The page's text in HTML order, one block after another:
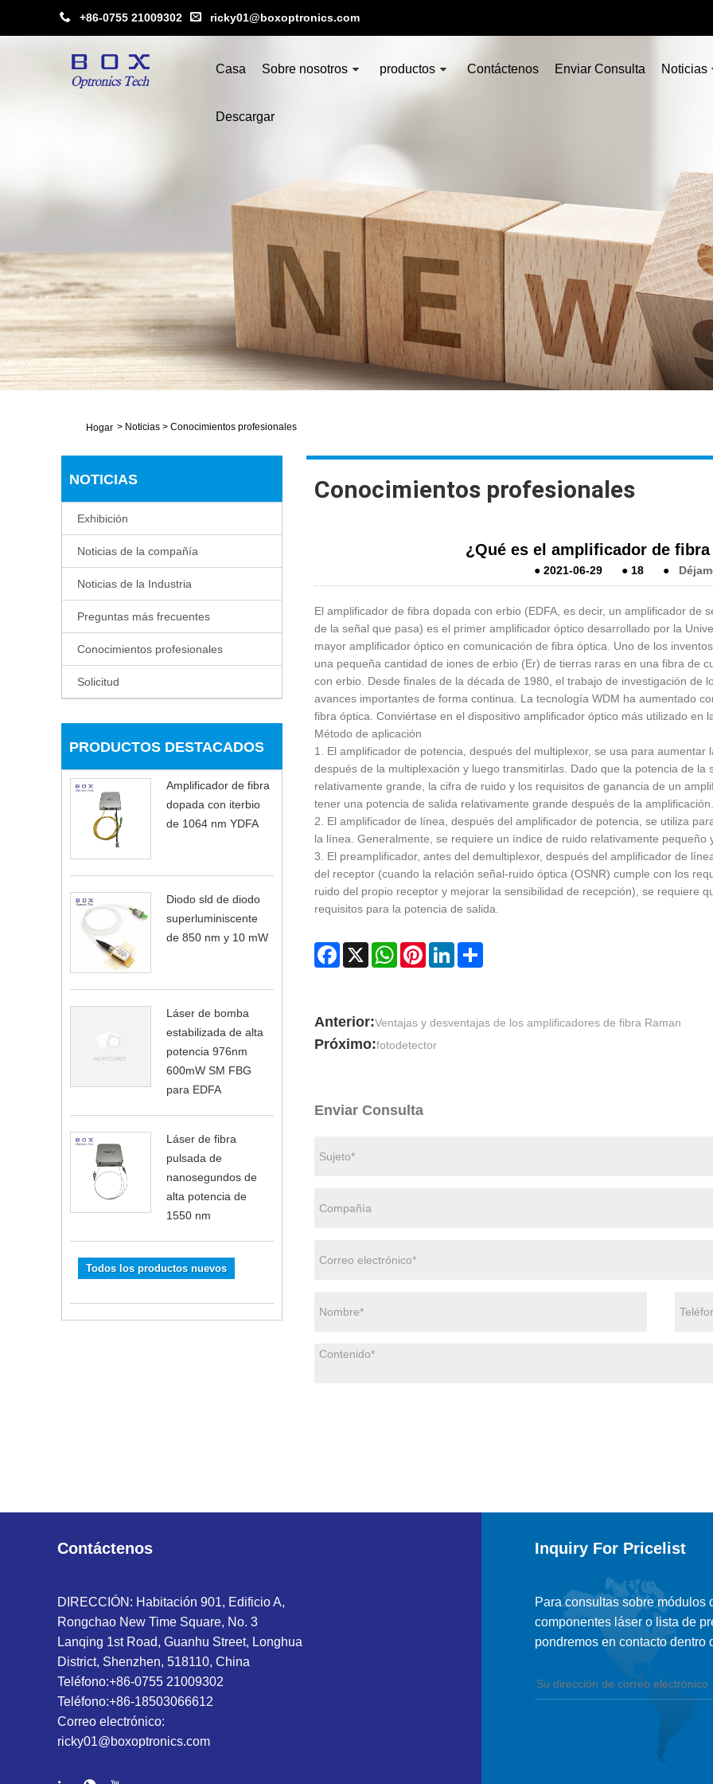
+86-0755 21009302 ricky01@boxoptronics.com
Casa Sobre nosotros productos Contáctenos Enviar Consulta Noticias
Descargar
Hogar > Noticias > Conocimientos profesionales
NOTICIAS
Exhibición
Noticias de la compañía
Noticias de la Industria
Preguntas más frecuentes
Conocimientos profesionales
Solicitud
PRODUCTOS DESTACADOS
Amplificador de fibra
dopada con iterbio
de 1064 nm YDFA
Diodo sld de diodo
superluminiscente
de 850 nm y 10 mW
Láser de bomba
estabilizada de alta
potencia 976nm
600mW SM FBG
para EDFA
Láser de fibra
pulsada de
nanosegundos de
alta potencia de
1550 nm
Todos los productos nuevos
Conocimientos profesionales
¿Qué es el amplificador de
● 2021-06-29 ● 18 ●
El amplificador de fibra dopada con erbio (EDFA, es decir, un amplificador de
de la señal que pasa) es el primer amplificador óptico desarrollado por la
mayor amplificador óptico en comunicación de fibra óptica. Uno de los
una pequeña cantidad de iones de erbio (Er) de tierras raras en una fibra de
con erbio. Desde finales de la década de 1980, el trabajo de investigación de
avances importantes de forma continua. La tecnología WDM ha aumentado
fibra óptica. Conviértase en el dispositivo amplificador óptico más utilizado en
Método de aplicación
1. El amplificador de potencia, después del multiplexor, se usa para
después de la multiplexación y luego transmitirlas. Dado que la potencia de
relativamente grande, la cifra de ruido y los requisitos de ganancia de un
tener una potencia de salida relativamente grande después de la amplificación.
2. El amplificador de línea, después del amplificador de potencia, se utiliza
la línea. Generalmente, se requiere un índice de ruido relativamente pequeño
3. El preamplificador, antes del demultiplexor, después del amplificador de
del receptor (cuando la relación señal-ruido óptica (OSNR) cumple con los
ruido del propio receptor y mejorar la sensibilidad de recepción), se requiere
requisitos para la potencia de salida.
Facebook
X WhatsAppPinterestLinkedInShare
Anterior:Ventajas y desventajas de los amplificadores de fibra Raman
Próximo:fotodetector
Enviar Consulta
Contáctenos
DIRECCIÓN: Habitación 901, Edificio A,
Rongchao New Time Square, No. 3
Lanqing 1st Road, Guanhu Street, Longhua
District, Shenzhen, 518110, China
Teléfono:+86-0755 21009302
Teléfono:+86-18503066612
Correo electrónico:
ricky01@boxoptronics.com
Inquiry For Pricelist
Para consultas sobre módulos
componentes láser o lista de
pondremos en contacto dentro